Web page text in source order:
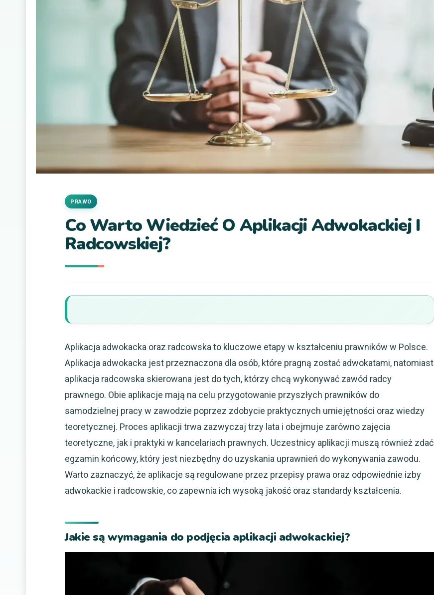
Co Warto Wiedzieć O Aplikacji Adwokackiej I
Radcowskiej?
PRAWO
Aplikacja adwokacka oraz radcowska to kluczowe etapy w kształceniu prawników w Polsce.
Aplikacja adwokacka jest przeznaczona dla osób, które pragną zostać adwokatami, natomiast
aplikacja radcowska skierowana jest do tych, którzy chcą wykonywać zawód radcy
prawnego. Obie aplikacje mają na celu przygotowanie przyszłych prawników do
samodzielnej pracy w zawodzie poprzez zdobycie praktycznych umiejętności oraz wiedzy
teoretycznej. Proces aplikacji trwa zazwyczaj trzy lata i obejmuje zarówno zajęcia
teoretyczne, jak i praktyki w kancelariach prawnych. Uczestnicy aplikacji muszą również zdać
egzamin końcowy, który jest niezbędny do uzyskania uprawnień do wykonywania zawodu.
Warto zaznaczyć, że aplikacje są regulowane przez przepisy prawa oraz odpowiednie izby
adwokackie i radcowskie, co zapewnia ich wysoką jakość oraz standardy kształcenia.
Jakie są wymagania do podjęcia aplikacji adwokackiej?